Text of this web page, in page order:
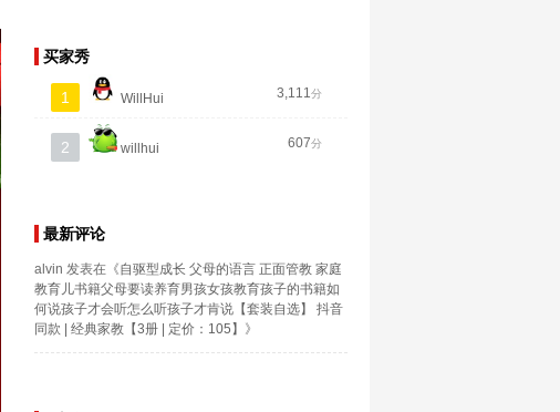
买家秀
1 WillHui 3,111分
2 willhui 607分
最新评论
alvin 发表在《自驱型成长 父母的语言 正面管教 家庭
教育儿书籍父母要读养育男孩女孩教育孩子的书籍如
何说孩子才会听怎么听孩子才肯说【套装自选】 抖音
同款 | 经典家教【3册 | 定价：105】 》